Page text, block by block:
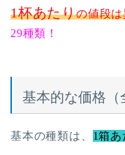
1杯あたりの値段
29種類！
基本的な価格（
基本の種類は、 1箱あ